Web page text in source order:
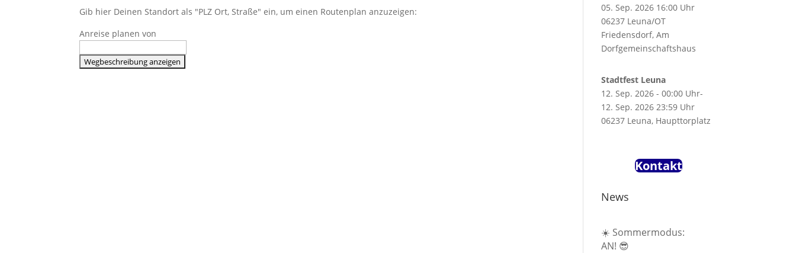
Gib hier Deinen Standort als "PLZ Ort, Straße" ein, um einen Routenplan anzuzeigen:
Anreise planen von
05. Sep. 2026 16:00 Uhr
06237 Leuna/OT
Friedensdorf, Am
Dorfgemeinschaftshaus
Stadtfest Leuna
12. Sep. 2026 - 00:00 Uhr-
12. Sep. 2026 23:59 Uhr
06237 Leuna, Haupttorplatz
Kontakt
News
☀️ Sommermodus:
AN! 😎